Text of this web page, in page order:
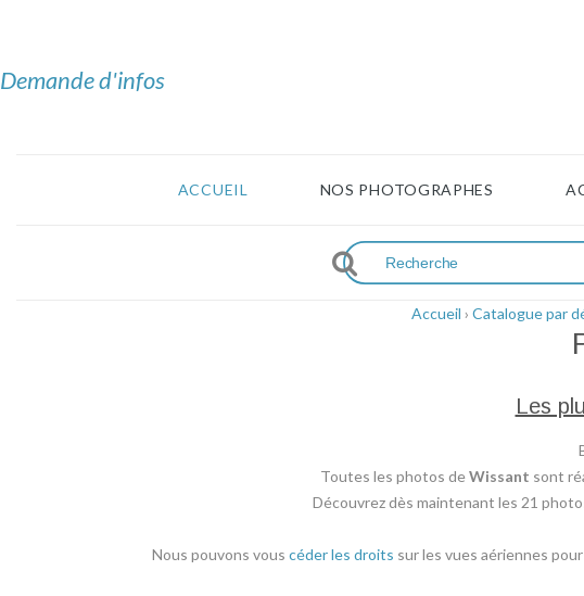
Demande d'infos
ACCUEIL NOS PHOTOGRAPHES
Accueil › Catalogue par
Les
Toutes les photos deWissant sont
Découvrez dès maintenant les 21
Nous pouvons vous céder les droits sur les vues aériennes